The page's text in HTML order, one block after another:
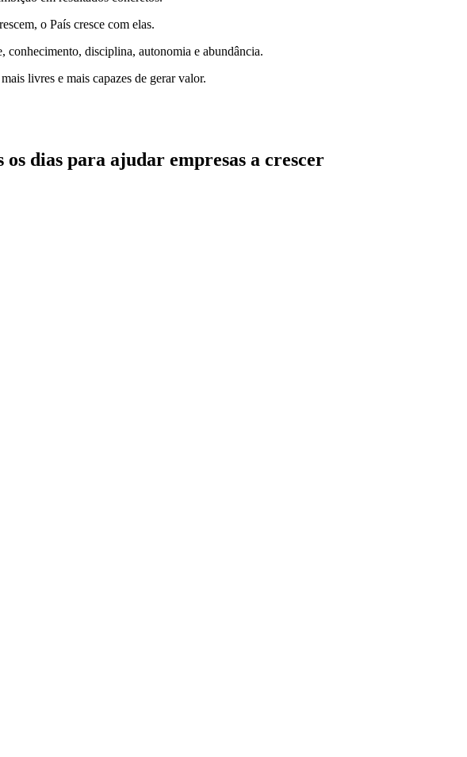
o País cresce com elas.
conhecimento, disciplina, autonomia e abundância.
livres e mais capazes de gerar valor.
dias para ajudar empresas a crescer